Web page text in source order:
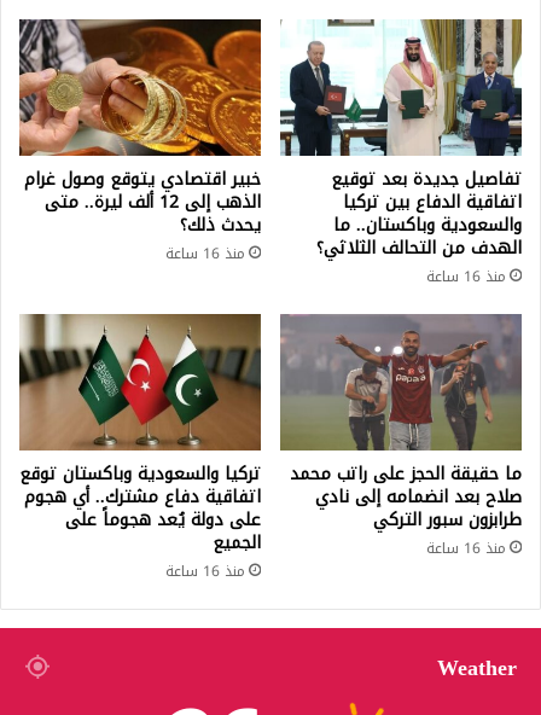
تفاصيل جديدة بعد توقيع
اتفاقية الدفاع بين تركيا
والسعودية وباكستان.. ما
الهدف من التحالف الثلاثي؟
منذ 16 ساعة
خبير اقتصادي يتوقع وصول غرام
الذهب إلى 12 ألف ليرة.. متى
يحدث ذلك؟
منذ 16 ساعة
ما حقيقة الحجز على راتب محمد
صلاح بعد انضمامه إلى نادي
طرابزون سبور التركي
منذ 16 ساعة
تركيا والسعودية وباكستان توقع
اتفاقية دفاع مشترك.. أي هجوم
على دولة يُعد هجوماً على
الجميع
منذ 16 ساعة
Weather